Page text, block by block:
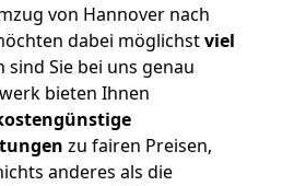
von Hannover nach
dabei möglichstviel
sind Sie bei uns genau
bieten Ihnen
zu fairen Preisen,
anderes als die